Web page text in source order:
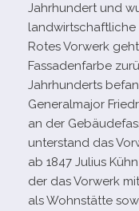
Jahrhundert und
land­wirt­schaft­li­che
Rotes Vorwerk
Fassadenfarbe
Jahrhunderts
Generalmajor
an der
unter­stand das
ab 1847 Julius
der das Vorwerk
als Wohnstätte